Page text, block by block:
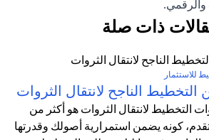
والرقمي.
ذات صلة
للاستثمار
التخطيط الناجح لانتقال الثروات
التخطيط لانتقال الثروات هو أكثر من
كونه يضمن استمرارية أصولك وقدرتها